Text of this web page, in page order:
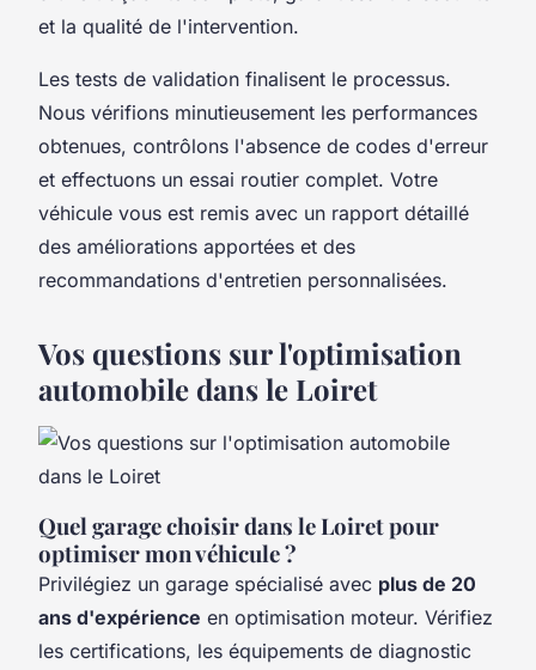
et la qualité de l'intervention.
Les tests de validation finalisent le processus.
Nous vérifions minutieusement les performances
obtenues, contrôlons l'absence de codes d'erreur
et effectuons un essai routier complet. Votre
véhicule vous est remis avec un rapport détaillé
des améliorations apportées et des
recommandations d'entretien personnalisées.
Vos questions sur l'optimisation
automobile dans le Loiret
Quel garage choisir dans le Loiret pour
optimiser mon véhicule ?
Privilégiez un garage spécialisé avec plus de 20
ans d'expérience en optimisation moteur. Vérifiez
les certifications, les équipements de diagnostic